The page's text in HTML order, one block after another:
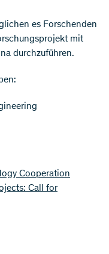
es Forschenden
mit
durchzuführen.
Cooperation
Call for